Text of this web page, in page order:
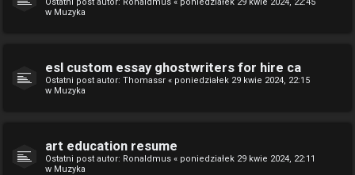
w Muzyka
esl custom essay ghostwriters for hire ca
Ostatni post autor: Thomassr « poniedziałek 29 kwie 2024, 22:15
w Muzyka
art education resume
Ostatni post autor: Ronaldmus « poniedziałek 29 kwie 2024, 22:11
w Muzyka